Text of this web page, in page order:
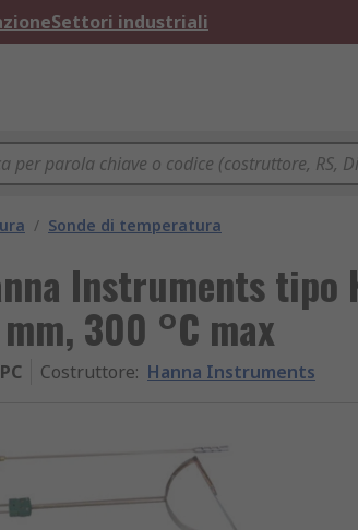
Settori industriali
/ Sonde di temperatura
Instruments tipo
300 °C max
Costruttore: Hanna Instruments